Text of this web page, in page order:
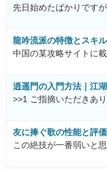
先日始めたばかりです
龍吟流派の特徴とスキ
逍遥門の入門方法｜江
友に捧ぐ歌の性能と評価